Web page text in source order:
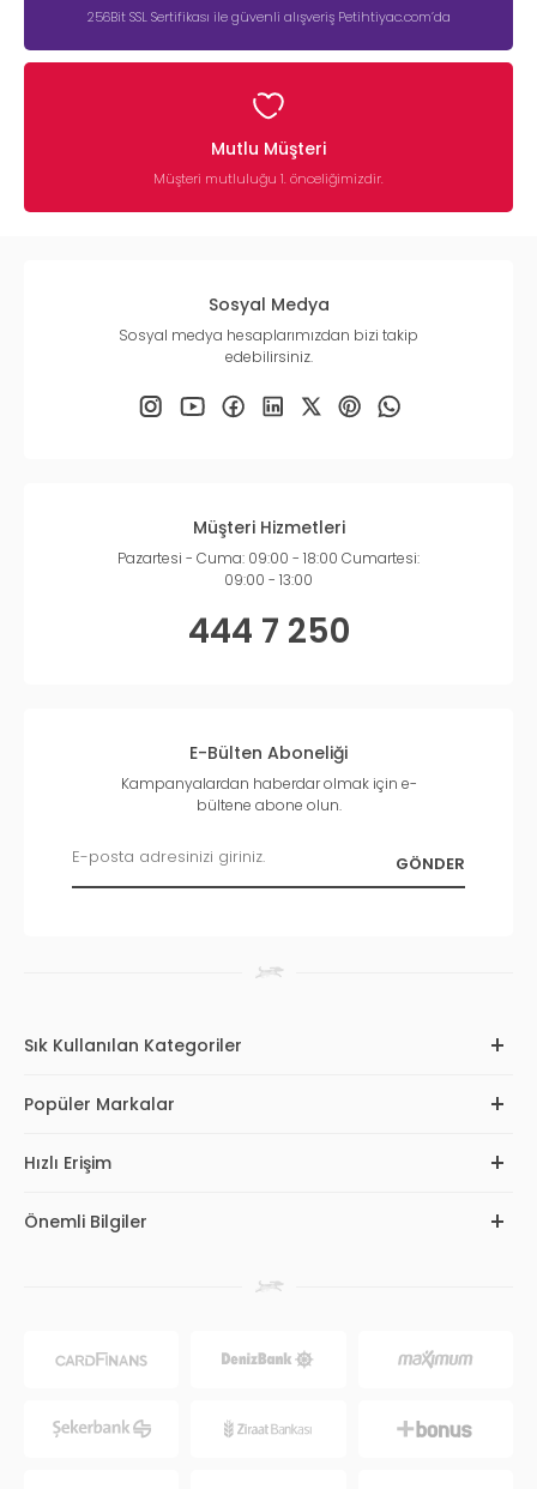
256Bit SSL Sertifikası ile güvenli alışveriş Petihtiyac.com’da
Mutlu Müşteri
Müşteri mutluluğu 1. önceliğimizdir.
Sosyal Medya
Sosyal medya hesaplarımızdan bizi takip
edebilirsiniz.
Müşteri Hizmetleri
Pazartesi - Cuma: 09:00 - 18:00 Cumartesi:
09:00 - 13:00
444 7 250
E-Bülten Aboneliği
Kampanyalardan haberdar olmak için e-
bültene abone olun.
Sık Kullanılan Kategoriler
Popüler Markalar
Hızlı Erişim
Önemli Bilgiler